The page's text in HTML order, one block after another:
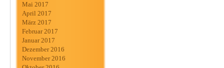
Mai 2017
April 2017
März 2017
Februar 2017
Januar 2017
Dezember 2016
November 2016